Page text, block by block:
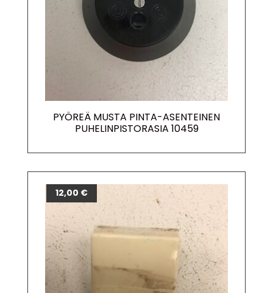
PYÖREÄ MUSTA PINTA-ASENTEINEN
PUHELINPISTORASIA 10459
12,00 €